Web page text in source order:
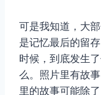
可是我知道，大
是记忆最后的留
时候，到底发生
么。照片里有故
里的故事可能除